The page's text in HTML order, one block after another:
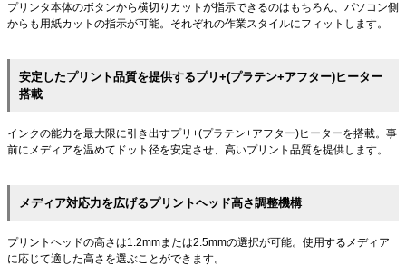
プリンタ本体のボタンから横切りカットが指示できるのはもちろん、パソコン側
からも用紙カットの指示が可能。それぞれの作業スタイルにフィットします。
安定したプリント品質を提供するプリ+(プラテン+アフター)ヒーター
搭載
インクの能力を最大限に引き出すプリ+(プラテン+アフター)ヒーターを搭載。事
前にメディアを温めてドット径を安定させ、高いプリント品質を提供します。
メディア対応力を広げるプリントヘッド高さ調整機構
プリントヘッドの高さは1.2mmまたは2.5mmの選択が可能。使用するメディア
に応じて適した高さを選ぶことができます。